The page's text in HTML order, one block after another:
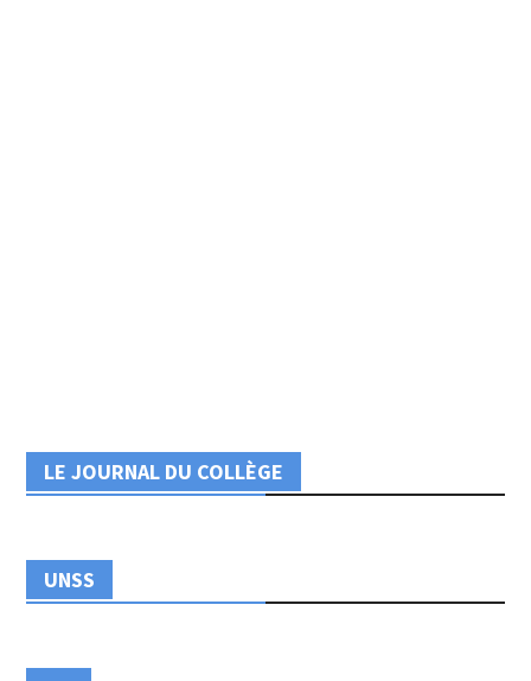
LE JOURNAL DU COLLÈGE
UNSS